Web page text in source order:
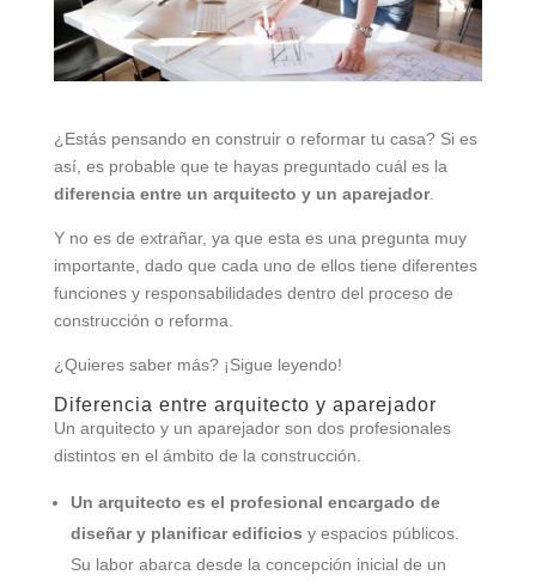
¿Estás pensando en construir o reformar tu casa? Si es
así, es probable que te hayas preguntado cuál es la
diferencia entre un arquitecto y un aparejador.
Y no es de extrañar, ya que esta es una pregunta muy
importante, dado que cada uno de ellos tiene diferentes
funciones y responsabilidades dentro del proceso de
construcción o reforma.
¿Quieres saber más? ¡Sigue leyendo!
Diferencia entre arquitecto y aparejador
Un arquitecto y un aparejador son dos profesionales
distintos en el ámbito de la construcción.
Un arquitecto es el profesional encargado de
diseñar y planificar edificios y espacios públicos.
Su labor abarca desde la concepción inicial de un